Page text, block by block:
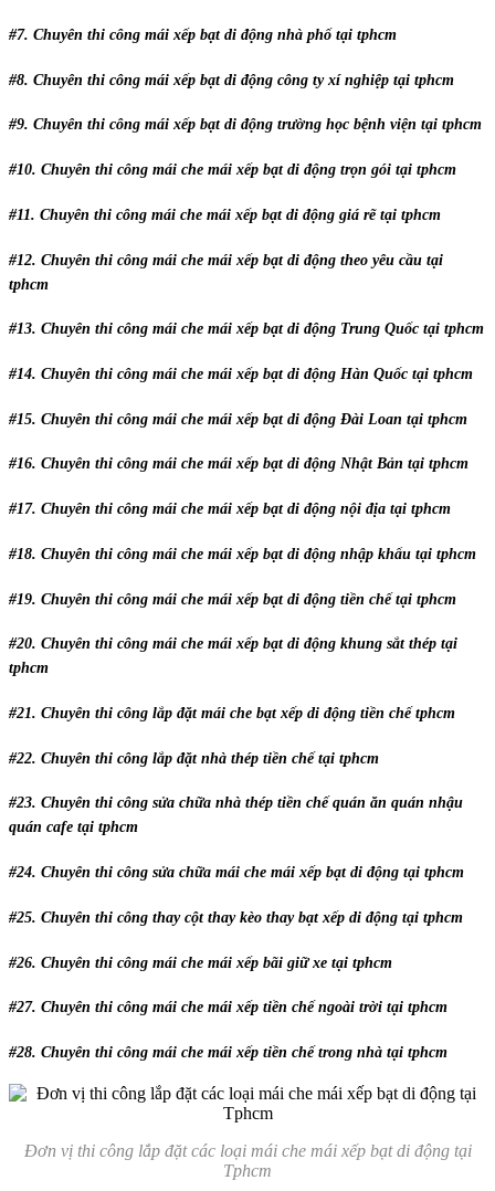
#7. Chuyên thi công mái xếp bạt di động nhà phố tại tphcm
#8. Chuyên thi công mái xếp bạt di động công ty xí nghiệp tại tphcm
#9. Chuyên thi công mái xếp bạt di động trường học bệnh viện tại tphcm
#10. Chuyên thi công mái che mái xếp bạt di động trọn gói tại tphcm
#11. Chuyên thi công mái che mái xếp bạt di động giá rẽ tại tphcm
#12. Chuyên thi công mái che mái xếp bạt di động theo yêu cầu tại
tphcm
#13. Chuyên thi công mái che mái xếp bạt di động Trung Quốc tại tphcm
#14. Chuyên thi công mái che mái xếp bạt di động Hàn Quốc tại tphcm
#15. Chuyên thi công mái che mái xếp bạt di động Đài Loan tại tphcm
#16. Chuyên thi công mái che mái xếp bạt di động Nhật Bản tại tphcm
#17. Chuyên thi công mái che mái xếp bạt di động nội địa tại tphcm
#18. Chuyên thi công mái che mái xếp bạt di động nhập khẩu tại tphcm
#19. Chuyên thi công mái che mái xếp bạt di động tiền chế tại tphcm
#20. Chuyên thi công mái che mái xếp bạt di động khung sắt thép tại
tphcm
#21. Chuyên thi công lắp đặt mái che bạt xếp di động tiền chế tphcm
#22. Chuyên thi công lắp đặt nhà thép tiền chế tại tphcm
#23. Chuyên thi công sửa chữa nhà thép tiền chế quán ăn quán nhậu
quán cafe tại tphcm
#24. Chuyên thi công sửa chữa mái che mái xếp bạt di động tại tphcm
#25. Chuyên thi công thay cột thay kèo thay bạt xếp di động tại tphcm
#26. Chuyên thi công mái che mái xếp bãi giữ xe tại tphcm
#27. Chuyên thi công mái che mái xếp tiền chế ngoài trời tại tphcm
#28. Chuyên thi công mái che mái xếp tiền chế trong nhà tại tphcm
Đơn vị thi công lắp đặt các loại mái che mái xếp bạt di động tại
Tphcm